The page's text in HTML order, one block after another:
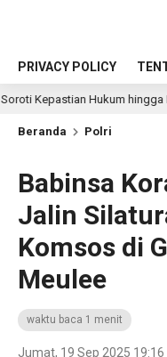
PRIVACY POLICY
Hukum hingga
Beranda Polri
Babinsa
Jalin
Komsos di
Meulee
waktu baca 1 menit
Jumat, 19 Sep 2025 19:16